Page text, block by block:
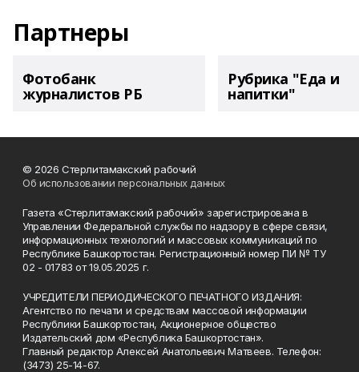
Партнеры
Фотобанк
журналистов РБ
Рубрика "Еда и
напитки"
© 2026 Стерлитамакский рабочий
Об использовании персональных данных
Газета «Стерлитамакский рабочий» зарегистрирована в
Управлении Федеральной службы по надзору в сфере связи,
информационных технологий и массовых коммуникаций по
Республике Башкортостан. Регистрационный номер ПИ № ТУ
02 - 01783 от 19.05.2025 г.
УЧРЕДИТЕЛИ ПЕРИОДИЧЕСКОГО ПЕЧАТНОГО ИЗДАНИЯ:
Агентство по печати и средствам массовой информации
Республики Башкортостан, Акционерное общество
Издательский дом «Республика Башкортостан».
Главный редактор Алексей Анатольевич Матвеев. Телефон:
(3473) 25-14-67.